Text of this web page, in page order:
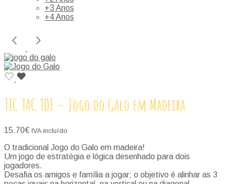
+3 Anos
+4 Anos
TIC TAC TOE – Jogo do Galo em Madeira
15.70€ IVA incluído
O tradicional Jogo do Galo em madeira!
Um jogo de estratégia e lógica desenhado para dois
jogadores.
Desafia os amigos e família a jogar; o objetivo é alinhar as 3